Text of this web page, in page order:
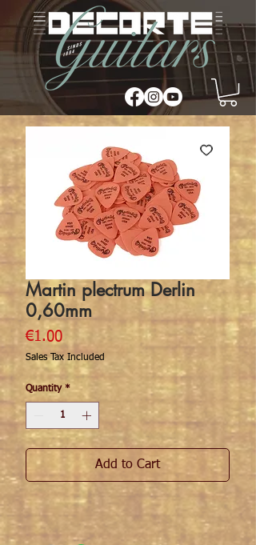
Martin plectrum Derlin
0,60mm
€1.00Price
Sales Tax Included
Quantity *
Add to Cart